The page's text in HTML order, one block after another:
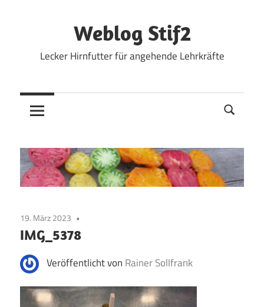
Weblog Stif2
Lecker Hirnfutter für angehende Lehrkräfte
19. März 2023
IMG_5378
Veröffentlicht von Rainer Sollfrank